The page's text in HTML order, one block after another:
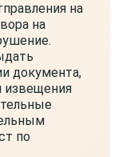
на
на
документа,
извещения
по